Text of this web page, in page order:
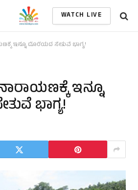
WATCH LIVE
ಇನ್ನೂ ದೊರೆಯದ ಸೇತುವೆ ಭಾಗ್ಯ!
ಇನ್ನೂ
ಭಾಗ್ಯ!